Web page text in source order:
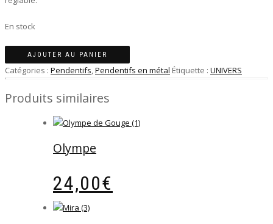
En stock
quantité
de
Pendentif
Alpha
AJOUTER AU PANIER
Catégories : Pendentifs,Pendentifs en métal Étiquette : UNIVERS
Produits similaires
Olympe
24,00€